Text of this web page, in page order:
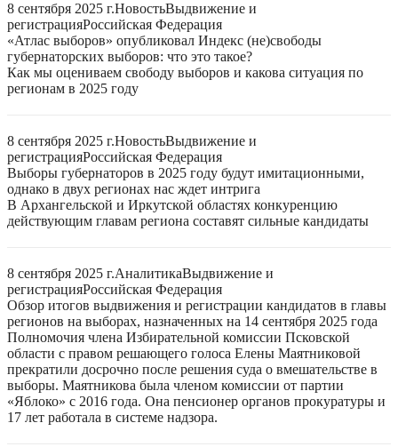
8 сентября 2025 г.НовостьВыдвижение и
регистрацияРоссийская Федерация
«Атлас выборов» опубликовал Индекс (не)свободы
губернаторских выборов: что это такое?
Как мы оцениваем свободу выборов и какова ситуация по
регионам в 2025 году
8 сентября 2025 г.НовостьВыдвижение и
регистрацияРоссийская Федерация
Выборы губернаторов в 2025 году будут имитационными,
однако в двух регионах нас ждет интрига
В Архангельской и Иркутской областях конкуренцию
действующим главам региона составят сильные кандидаты
8 сентября 2025 г.АналитикаВыдвижение и
регистрацияРоссийская Федерация
Обзор итогов выдвижения и регистрации кандидатов в главы
регионов на выборах, назначенных на 14 сентября 2025 года
Полномочия члена Избирательной комиссии Псковской
области с правом решающего голоса Елены Маятниковой
прекратили досрочно после решения суда о вмешательстве в
выборы. Маятникова была членом комиссии от партии
«Яблоко» с 2016 года. Она пенсионер органов прокуратуры и
17 лет работала в системе надзора.